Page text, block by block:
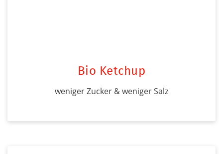
Bio Ketchup
weniger Zucker & weniger Salz